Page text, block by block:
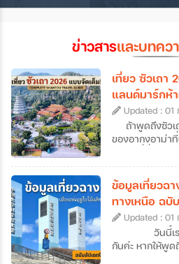
ข่าวสารและบทคว
เที่ยว ซัวเถา
แลนด์มาร์กห้
และที่พักดัง
Updated : 01
ถ้าพูดถึงซัวเ
ของอากงอาม่าที่
แต้จิ๋วเคยลงเรื
ซัวเถาไม่ได้เป็
อพยพมายังเมือ
ของวัฒนธรรมแ
อายุนับร้อยปี ถน
ประวัติศาสตร์
ศักดิ์สิทธิ์ รวมไป
ข้อมูลเที่ยวฉ
ทางเหนือ ฉบั
Updated :
วันนี้เรา
กันค่ะ หากให้พู